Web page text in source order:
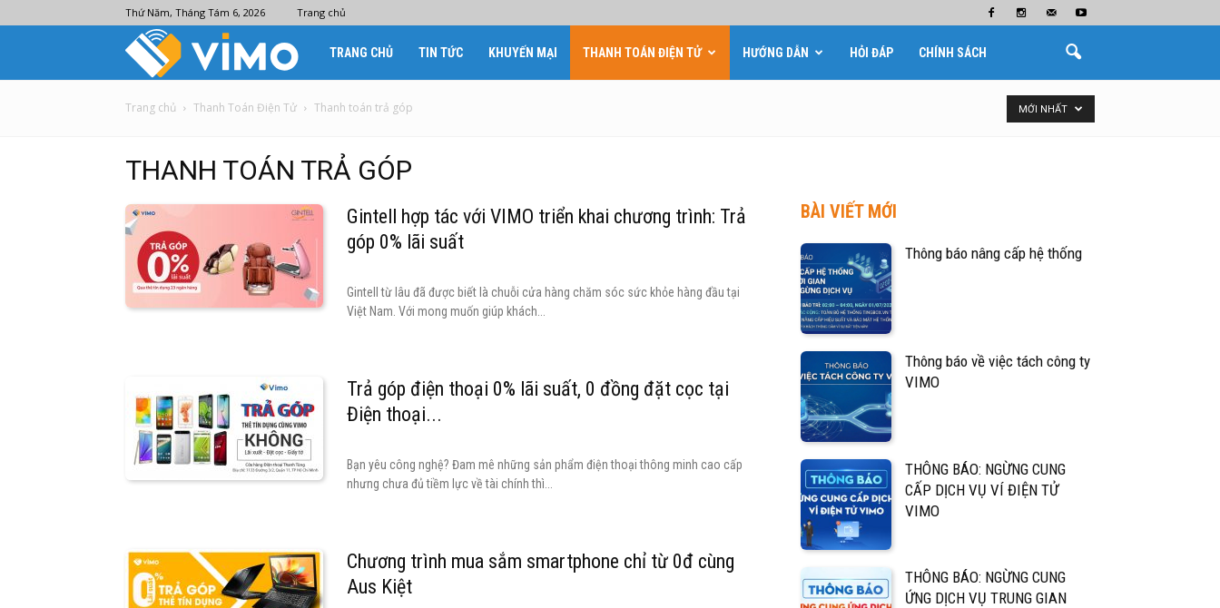
Thứ Năm, Tháng Tám 6, 2026 Trang chủ
điện
tử
Vimo
TRANG CHỦ TIN TỨC KHUYẾN MẠI THANH TOÁN ĐIỆN TỬ HƯỚNG DẪN HỎI ĐÁP CHÍNH SÁCH
Trang chủ Thanh Toán Điện Tử Thanh toán trả góp MỚI NHẤT
THANH TOÁN TRẢ GÓP
Gintell hợp tác với VIMO triển khai chương trình: Trả
góp 0% lãi suất
Gintell từ lâu đã được biết là chuỗi cửa hàng chăm sóc sức khỏe hàng đầu tại
Việt Nam. Với mong muốn giúp khách...
Trả góp điện thoại 0% lãi suất, 0 đồng đặt cọc tại
Điện thoại...
Bạn yêu công nghệ? Đam mê những sản phẩm điện thoại thông minh cao cấp
nhưng chưa đủ tiềm lực về tài chính thì...
Chương trình mua sắm smartphone chỉ từ 0đ cùng
Aus Kiệt
BÀI VIẾT MỚI
Thông báo nâng cấp hệ thống
Thông báo về việc tách công ty
VIMO
THÔNG BÁO: NGỪNG CUNG
CẤP DỊCH VỤ VÍ ĐIỆN TỬ
VIMO
THÔNG BÁO: NGỪNG CUNG
ỨNG DỊCH VỤ TRUNG GIAN